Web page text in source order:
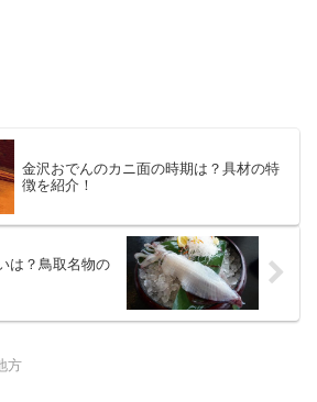
金沢おでんのカニ面の時期は？具材の特
徴を紹介！
は？鳥取名物の
方